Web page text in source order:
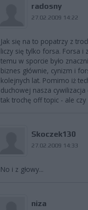
radosny
27.02.2009 14:22
Jak się na to popatrzy z
liczy się tylko forsa. Forsa i
temu w sporcie było
biznes głównie, cynizm i
kolejnych lat. Pomimo iż
duchowej nasza
tak trochę off topic - ale czy
Skoczek130
27.02.2009 14:33
No i z głowy...
niza